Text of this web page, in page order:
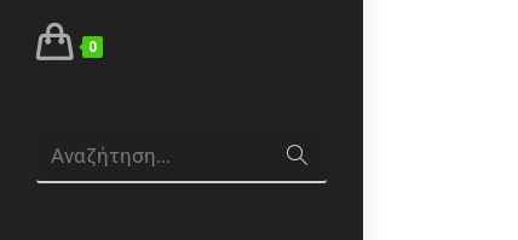
0
Αναζήτηση...